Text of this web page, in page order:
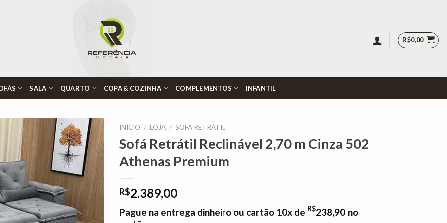
R$0,00
SALA QUARTO COPA & COZINHA COMPLEMENTOS INFANTIL
Adicionar
à lista de
desejos"
INÍCIO / LOJA / SOFÁ RETRÁTIL
Sofá Retrátil Reclinável 2,70 m Cinza 502
Athenas Premium
R$2.389,00
Pague na entrega dinheiro ou cartão 10x de R$238,90 no